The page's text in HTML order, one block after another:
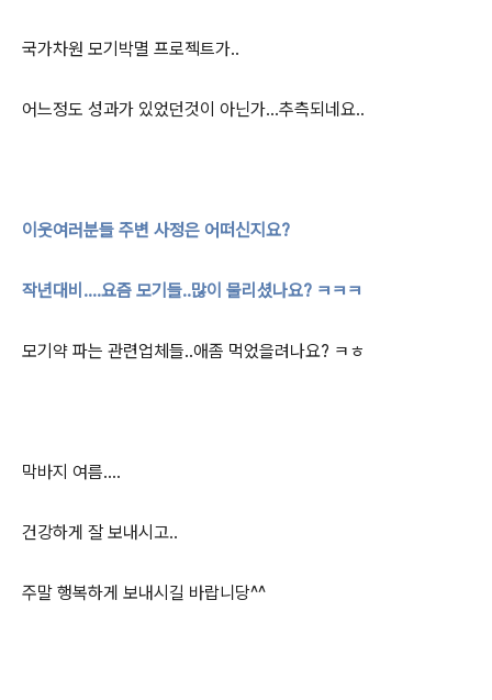
국가차원 모기박멸 프로젝트가..
어느정도 성과가 있었던것이 아닌가...추측되네요..
이웃여러분들 주변 사정은 어떠신지요?
작년대비....요즘 모기들..많이 물리셨나요? ㅋㅋㅋ
모기약 파는 관련업체들..애좀 먹었을려나요? ㅋㅎ
막바지 여름....
건강하게 잘 보내시고..
주말 행복하게 보내시길 바랍니당^^